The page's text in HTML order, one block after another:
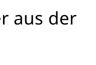
aus der